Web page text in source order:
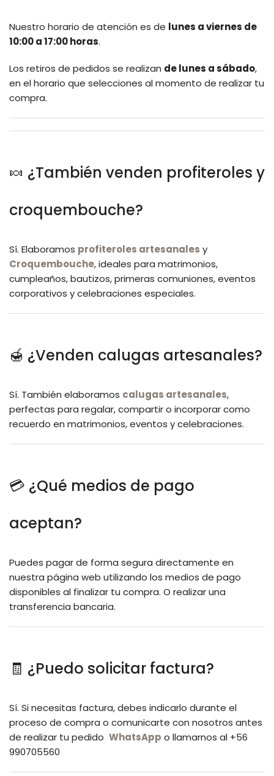
Nuestro horario de atención es de lunes a viernes de
10:00 a 17:00 horas.
Los retiros de pedidos se realizan de lunes a sábado,
en el horario que selecciones al momento de realizar tu
compra.
🍬 ¿También venden profiteroles y
croquembouche?
Sí. Elaboramos profiteroles artesanales y
Croquembouche, ideales para matrimonios,
cumpleaños, bautizos, primeras comuniones, eventos
corporativos y celebraciones especiales.
🍯 ¿Venden calugas artesanales?
Sí. También elaboramos calugas artesanales,
perfectas para regalar, compartir o incorporar como
recuerdo en matrimonios, eventos y celebraciones.
💳 ¿Qué medios de pago
aceptan?
Puedes pagar de forma segura directamente en
nuestra página web utilizando los medios de pago
disponibles al finalizar tu compra. O realizar una
transferencia bancaria.
🧾 ¿Puedo solicitar factura?
Sí. Si necesitas factura, debes indicarlo durante el
proceso de compra o comunicarte con nosotros antes
de realizar tu pedido WhatsApp o llamarnos al +56
990705560